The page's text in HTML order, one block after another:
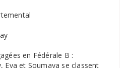
en Fédérale B :
Eya et Soumaya se classent